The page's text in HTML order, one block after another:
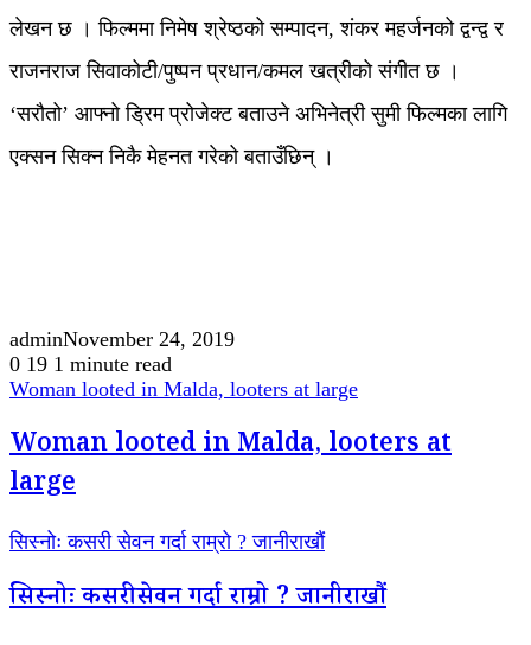
लेखन छ । फिल्ममा निमेष श्रेष्ठको सम्पादन, शंकर महर्जनको द्वन्द्व र
राजनराज सिवाकोटी/पुष्पन प्रधान/कमल खत्रीको संगीत छ ।
‘सरौतो’ आफ्नो ड्रिम प्रोजेक्ट बताउने अभिनेत्री सुमी फिल्मका लागि
एक्सन सिक्न निकै मेहनत गरेको बताउँछिन् ।
adminNovember 24, 2019
0 19 1 minute read
Woman looted in Malda, looters at large
Woman looted in Malda, looters at
large
सिस्नोः कसरी सेवन गर्दा राम्रो ? जानीराखौं
सिस्नोः कसरी सेवन गर्दा राम्रो ? जानीराखौं